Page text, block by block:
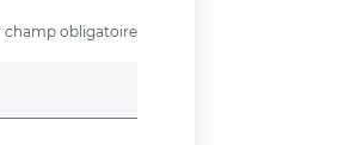
champ obligatoire